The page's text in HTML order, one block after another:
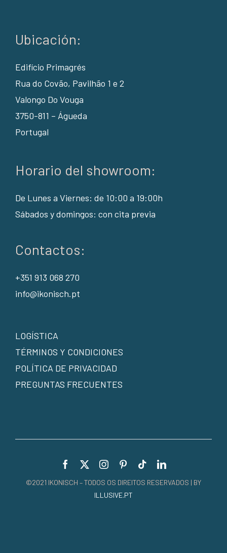
Ubicación:
Edifício Primagrés
Rua do Covão, Pavilhão 1 e 2
Valongo Do Vouga
3750-811 – Águeda
Portugal
Horario del showroom:
De Lunes a Viernes: de 10:00 a 19:00h
Sábados y domingos: con cita previa
Contactos:
+351 913 068 270
info@ikonisch.pt
LOGÍSTICA
TÉRMINOS Y CONDICIONES
POLÍTICA DE PRIVACIDAD
PREGUNTAS FRECUENTES
©2021 IKONISCH – TODOS OS DIREITOS RESERVADOS | BY
ILLUSIVE.PT